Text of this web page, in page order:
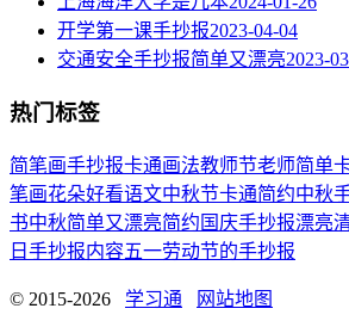
开学第一课手抄报2023-04-04
交通安全手抄报简单又漂亮2023-
热门标签
简笔画手抄报卡通画法教师节老师简单
笔画花朵好看语文中秋节卡通简约中秋
书中秋简单又漂亮简约 国庆手抄报漂亮
日 手抄报内容五一劳动节的手抄报
© 2015-2026 学习通 网站地图